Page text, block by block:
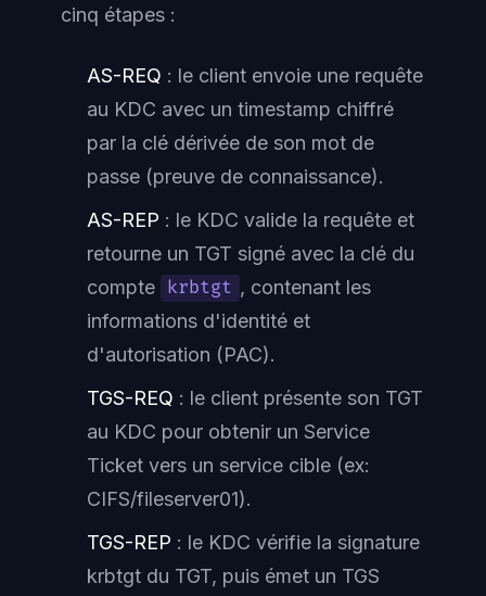
cinq étapes :
AS-REQ : le client envoie une requête
au KDC avec un timestamp chiffré
par la clé dérivée de son mot de
passe (preuve de connaissance).
AS-REP : le KDC valide la requête et
retourne un TGT signé avec la clé du
compte krbtgt , contenant les
informations d'identité et
d'autorisation (PAC).
TGS-REQ : le client présente son TGT
au KDC pour obtenir un Service
Ticket vers un service cible (ex:
CIFS/fileserver01).
TGS-REP : le KDC vérifie la signature
krbtgt du TGT, puis émet un TGS